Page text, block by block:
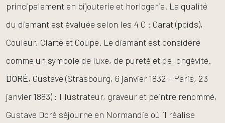
principalement en bijouterie et horlogerie. La qualité
du diamant est évaluée selon les 4 C : Carat (poids),
Couleur, Clarté et Coupe. Le diamant est considéré
comme un symbole de luxe, de pureté et de longévité.
DORÉ, Gustave (Strasbourg, 6 janvier 1832 - Paris, 23
janvier 1883) : Illustrateur, graveur et peintre renommé,
Gustave Doré séjourne en Normandie où il réalise